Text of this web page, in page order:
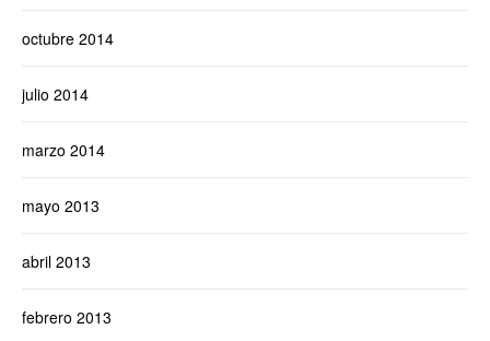
octubre 2014
julio 2014
marzo 2014
mayo 2013
abril 2013
febrero 2013